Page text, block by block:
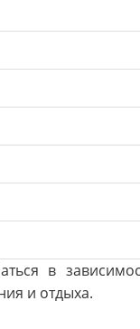
в
и отдыха.